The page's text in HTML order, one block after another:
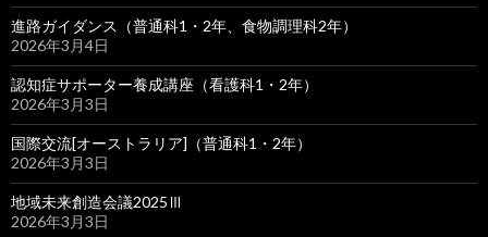
進路ガイダンス（普通科1・2年、食物調理科2年）
2026年3月4日
認知症サポーター養成講座（看護科1・2年）
2026年3月3日
国際交流[オーストラリア]（普通科1・2年）
2026年3月3日
地域未来創造会議2025Ⅲ
2026年3月3日